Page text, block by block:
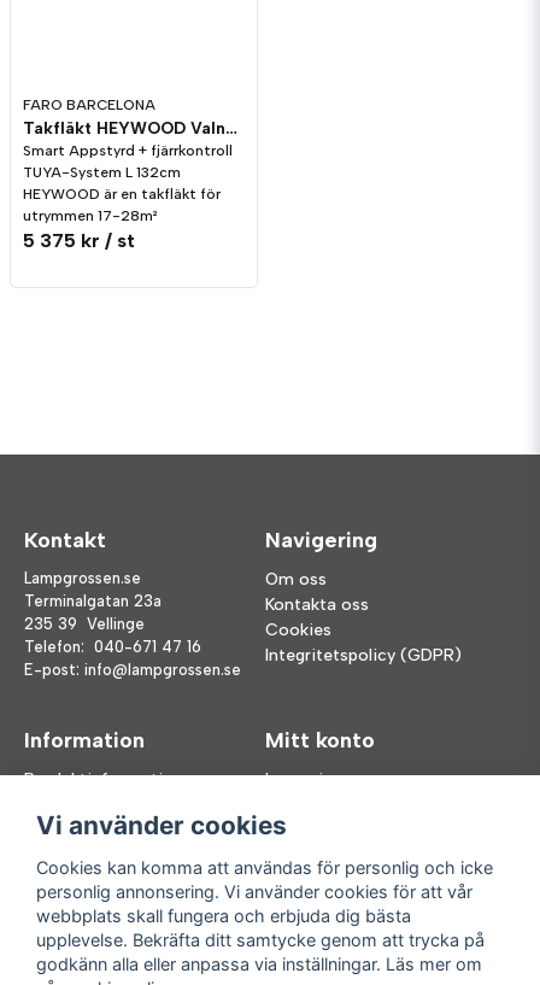
FARO BARCELONA
Takfläkt HEYWOOD Valnöt/Svart L Smart Tuya
Smart Appstyrd + fjärrkontroll
TUYA-System L 132cm
HEYWOOD är en takfläkt för
utrymmen 17-28m²
5 375 kr / st
Kontakt
Lampgrossen.se
Terminalgatan 23a
235 39 Vellinge
Telefon: 040-671 47 16
E-post: info@lampgrossen.se
Navigering
Om oss
Kontakta oss
Cookies
Integritetspolicy (GDPR)
Information
Produktinformation
FAQ
Mitt konto
Logga in
Glömt lösenord?
Följ oss
Facebook
Instagram
Handla enkelt
Vi använder cookies
Cookies kan komma att användas för personlig och icke
personlig annonsering. Vi använder cookies för att vår
webbplats skall fungera och erbjuda dig bästa
upplevelse. Bekräfta ditt samtycke genom att trycka på
godkänn alla eller anpassa via inställningar. Läs mer om